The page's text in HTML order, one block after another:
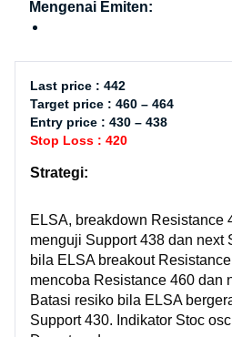
Mengenai Emiten:
Last price : 442
Target price : 460 – 464
Entry price : 430 – 438
Stop Loss : 420
Strategi:
ELSA, breakdown Resistance
menguji Support 438 dan next
bila ELSA breakout
mencoba Resistance 460 dan
Batasi resiko bila ELSA
Support 430. Indikator Stoc